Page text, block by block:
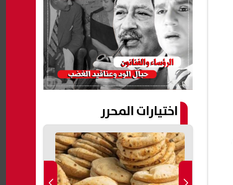
اختيارات المحرر